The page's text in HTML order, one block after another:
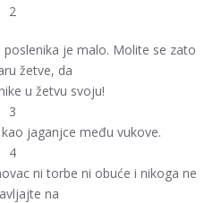
2
poslenika je malo. Molite se zato
žetve, da
u žetvu svoju!
3
jaganjce među vukove.
4
ni torbe ni obuće i nikoga ne
na